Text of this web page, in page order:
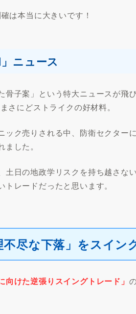
は本当に大きいです！
ニュース
子案」という特大ニュースが飛
さにどストライクの好材料。
ク売りされる中、防衛セクター
した。
土日の地政学リスクを持ち越さな
レードだったと思います。
尽な下落」をスイン
向けた逆張りスイングトレード」